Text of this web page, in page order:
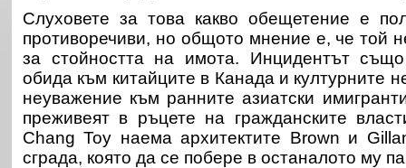
Слуховете за това какво обещетение е
противоречиви, но общото мнение е, че той
за стойността на имота. Инцидентът
обида към китайците в Канада и културните
неуважение към ранните азиатски
преживеят в ръцете на гражданските
Chang Toy наема архитектите Brown и
сграда, която да се побере в останалото му